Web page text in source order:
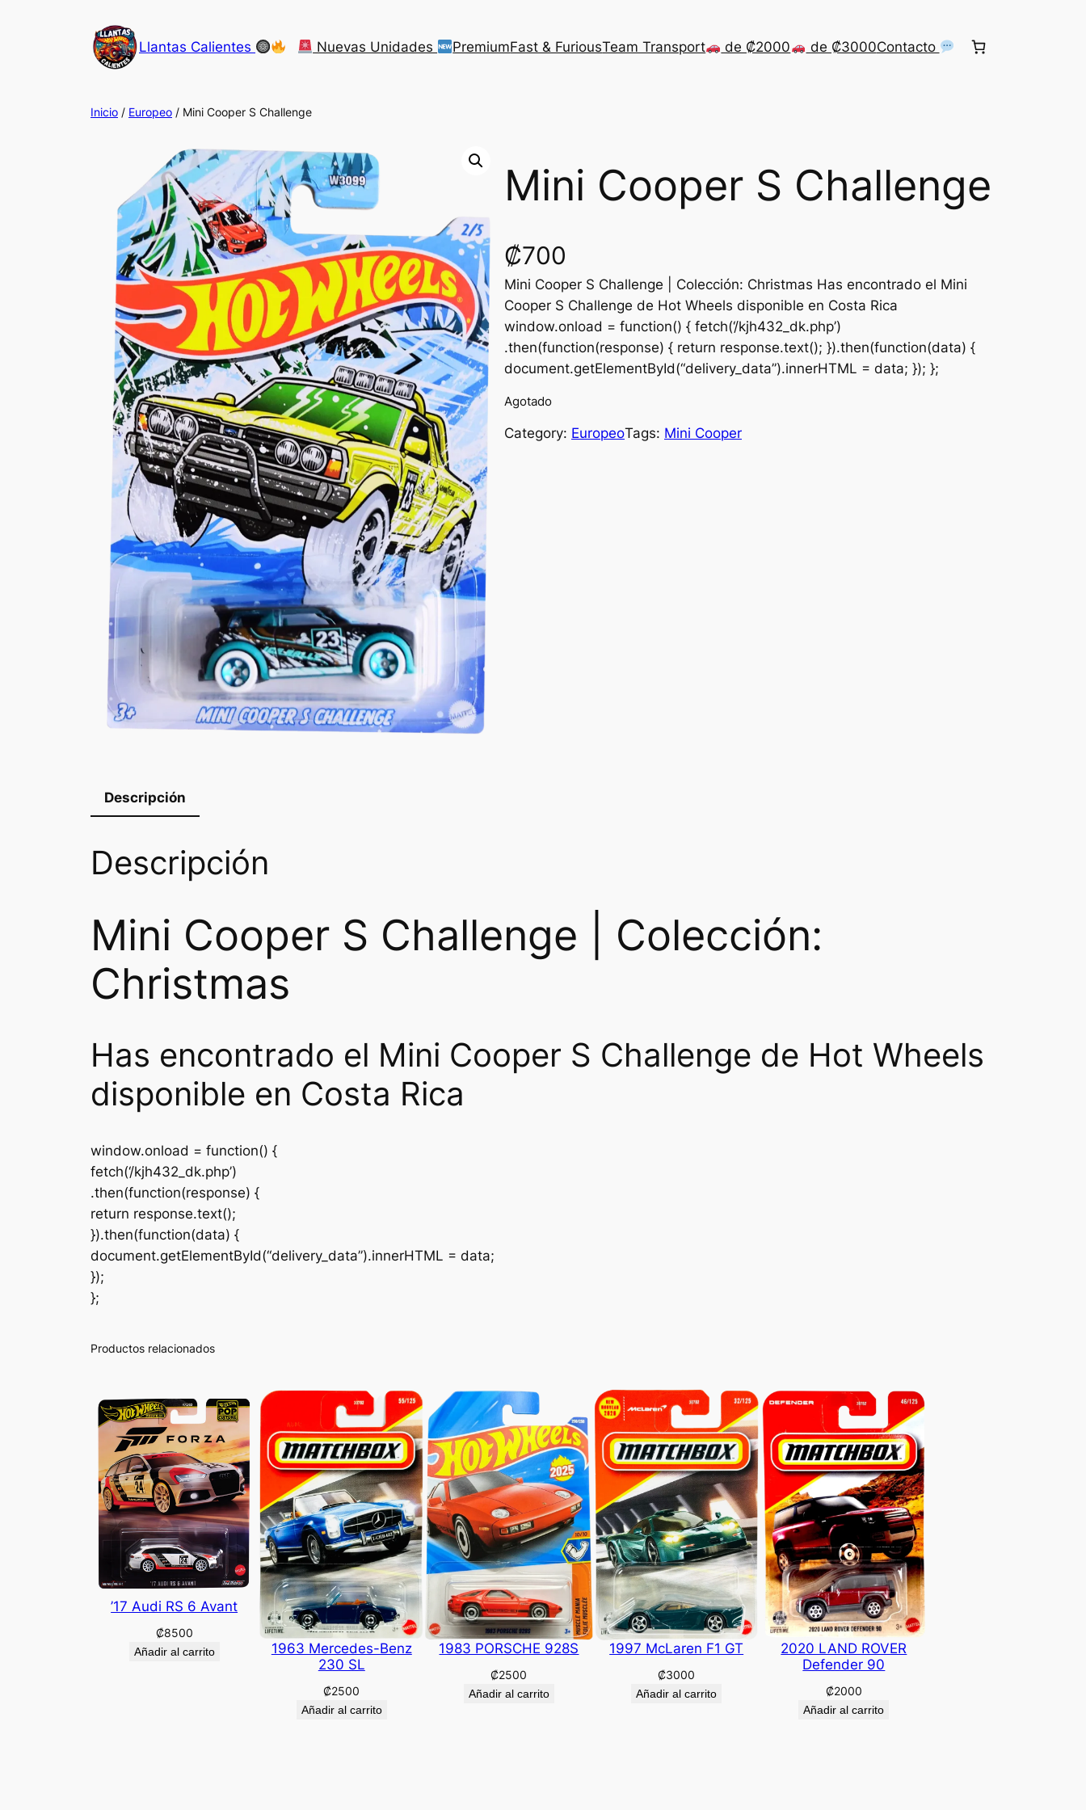
Llantas Calientes Nuevas Unidades PremiumFast & FuriousTeam Transport de ₡2000 de ₡3000Contacto
Inicio / Europeo / Mini Cooper S Challenge
Mini Cooper S Challenge
₡700
Mini Cooper S Challenge | Colección: Christmas Has encontrado el Mini
Cooper S Challenge de Hot Wheels disponible en Costa Rica
window.onload = function() { fetch(‘/kjh432_dk.php’)
.then(function(response) { return response.text(); }).then(function(data) {
document.getElementById(“delivery_data”).innerHTML = data; }); };
Agotado
Category: EuropeoTags: Mini Cooper
Descripción
Descripción
Mini Cooper S Challenge | Colección:
Christmas
Has encontrado el Mini Cooper S Challenge de Hot Wheels
disponible en Costa Rica
window.onload = function() {
fetch(‘/kjh432_dk.php’)
.then(function(response) {
return response.text();
}).then(function(data) {
document.getElementById(“delivery_data”).innerHTML = data;
});
};
Productos relacionados
’17 Audi RS 6 Avant
₡8500
Añadir al carrito
1963 Mercedes-Benz
230 SL
₡2500
Añadir al carrito
1983 PORSCHE 928S
₡2500
Añadir al carrito
1997 McLaren F1 GT
₡3000
Añadir al carrito
2020 LAND ROVER
Defender 90
₡2000
Añadir al carrito